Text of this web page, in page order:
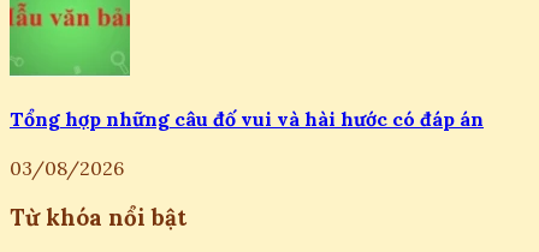
Tổng hợp những câu đố vui và hài hước có đáp án
03/08/2026
Từ khóa nổi bật